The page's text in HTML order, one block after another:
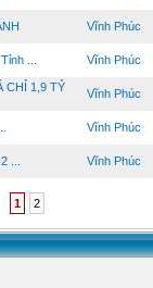
Vĩnh Phúc
... Vĩnh Phúc
CHỈ 1,9 TỶ
Vĩnh Phúc
Vĩnh Phúc
... Vĩnh Phúc
1 2